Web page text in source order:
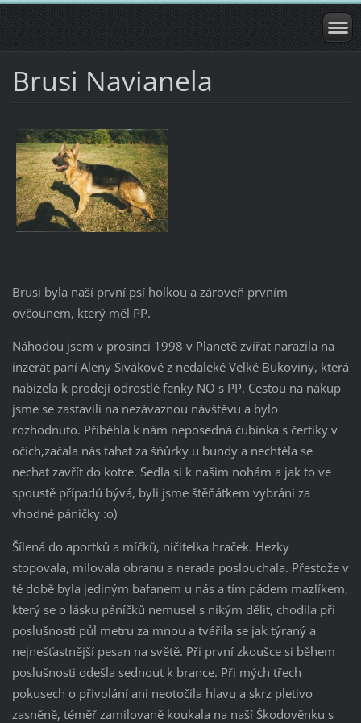
Brusi Navianela
Brusi byla naší první psí holkou a zároveň prvním
ovčounem, který měl PP.
Náhodou jsem v prosinci 1998 v Planetě zvířat narazila na
inzerát paní Aleny Sivákové z nedaleké Velké Bukoviny, která
nabízela k prodeji odrostlé fenky NO s PP. Cestou na nákup
jsme se zastavili na nezávaznou návštěvu a bylo
rozhodnuto. Přiběhla k nám neposedná čubinka s čertíky v
očích,začala nás tahat za šňůrky u bundy a nechtěla se
nechat zavřít do kotce. Sedla si k našim nohám a jak to ve
spoustě případů bývá, byli jsme štěňátkem vybráni za
vhodné páničky :o)
Šílená do aportků a míčků, ničitelka hraček. Hezky
stopovala, milovala obranu a nerada poslouchala. Přestože v
té době byla jediným bafanem u nás a tím pádem mazlíkem,
který se o lásku páníčků nemusel s nikým dělit, chodila při
poslušnosti půl metru za mnou a tvářila se jak týraný a
nejnešťastnější pesan na světě. Při první zkoušce si během
poslušnosti odešla sednout k brance. Při mých třech
pokusech o přivolání ani neotočila hlavu a skrz pletivo
zasněně, téměř zamilovaně koukala na naší Škodověnku s